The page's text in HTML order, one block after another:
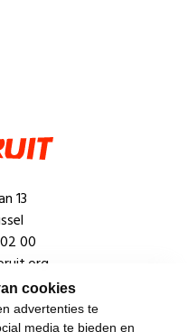
cookies
advertenties te
media te bieden en
13
00